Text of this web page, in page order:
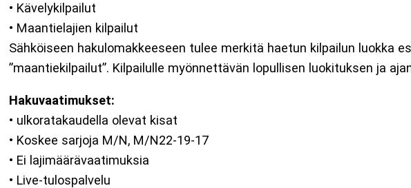
• Kävelykilpailut
• Maantielajien kilpailut
Sähköiseen hakulomakkeeseen tulee merkitä haetun kilpailun luokka
”maantiekilpailut”. Kilpailulle myönnettävän lopullisen luokituksen ja
Hakuvaatimukset:
• ulkoratakaudella olevat kisat
• Koskee sarjoja M/N, M/N22-19-17
• Ei lajimäärävaatimuksia
• Live-tulospalvelu